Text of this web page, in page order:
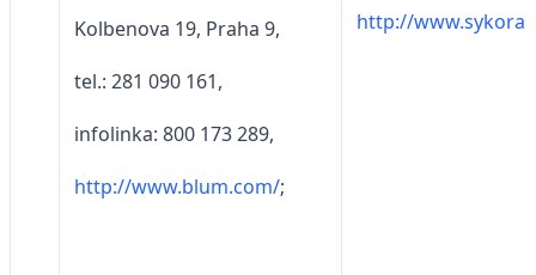
Kolbenova 19, Praha 9,
tel.: 281 090 161,
infolinka: 800 173 289,
http://www.blum.com/;
http://